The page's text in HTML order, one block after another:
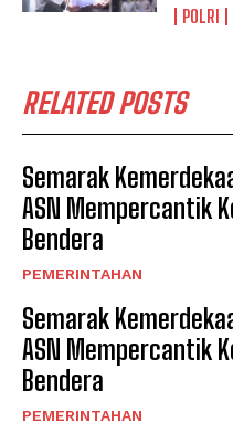
POLRI
RELATED POSTS
Semarak
ASN Mempercantik
Bendera
PEMERINTAHAN
Semarak
ASN Mempercantik
Bendera
PEMERINTAHAN